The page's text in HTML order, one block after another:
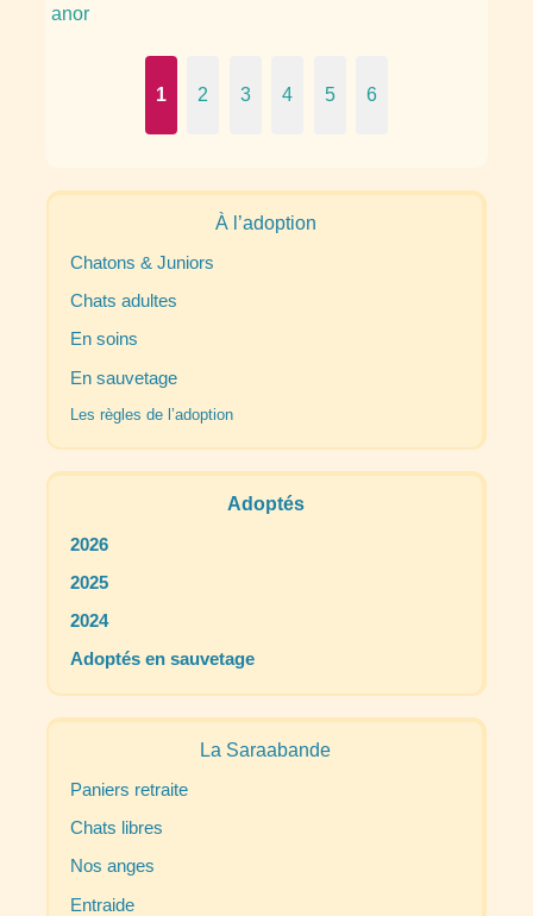
anor
1 2 3 4 5 6
À l’adoption
Chatons & Juniors
Chats adultes
En soins
En sauvetage
Les règles de l’adoption
Adoptés
2026
2025
2024
Adoptés en sauvetage
La Saraabande
Paniers retraite
Chats libres
Nos anges
Entraide